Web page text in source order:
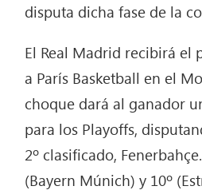
disputa dicha fase de la
El Real Madrid recibirá el
a París Basketball en el
choque dará al ganador
para los Playoffs,
2º clasificado,
(Bayern Múnich) y 10º